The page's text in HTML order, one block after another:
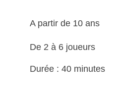
A partir de 10 ans
De 2 à 6 joueurs
Durée : 40 minutes